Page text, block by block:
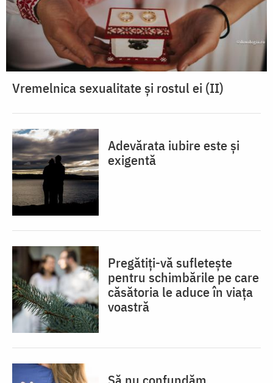
Vremelnica sexualitate și rostul ei (II)
Adevărata iubire este și
exigentă
Pregătiți-vă sufletește
pentru schimbările pe care
căsătoria le aduce în viața
voastră
Să nu confundăm